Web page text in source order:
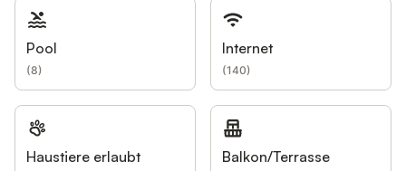
Pool
(8)
Internet
(140)
Haustiere erlaubt Balkon/Terrasse